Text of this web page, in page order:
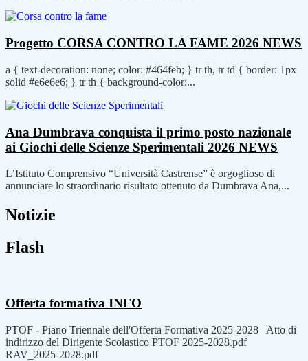
Progetto CORSA CONTRO LA FAME 2026 NEWS
a { text-decoration: none; color: #464feb; } tr th, tr td { border: 1px
solid #e6e6e6; } tr th { background-color:...
Ana Dumbrava conquista il primo posto nazionale
ai Giochi delle Scienze Sperimentali 2026 NEWS
L’Istituto Comprensivo “Università Castrense” è orgoglioso di
annunciare lo straordinario risultato ottenuto da Dumbrava Ana,...
Notizie
Flash
Offerta formativa INFO
PTOF - Piano Triennale dell'Offerta Formativa 2025-2028 Atto di
indirizzo del Dirigente Scolastico PTOF 2025-2028.pdf
RAV_2025-2028.pdf